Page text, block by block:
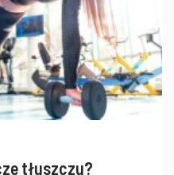
tłuszczu?